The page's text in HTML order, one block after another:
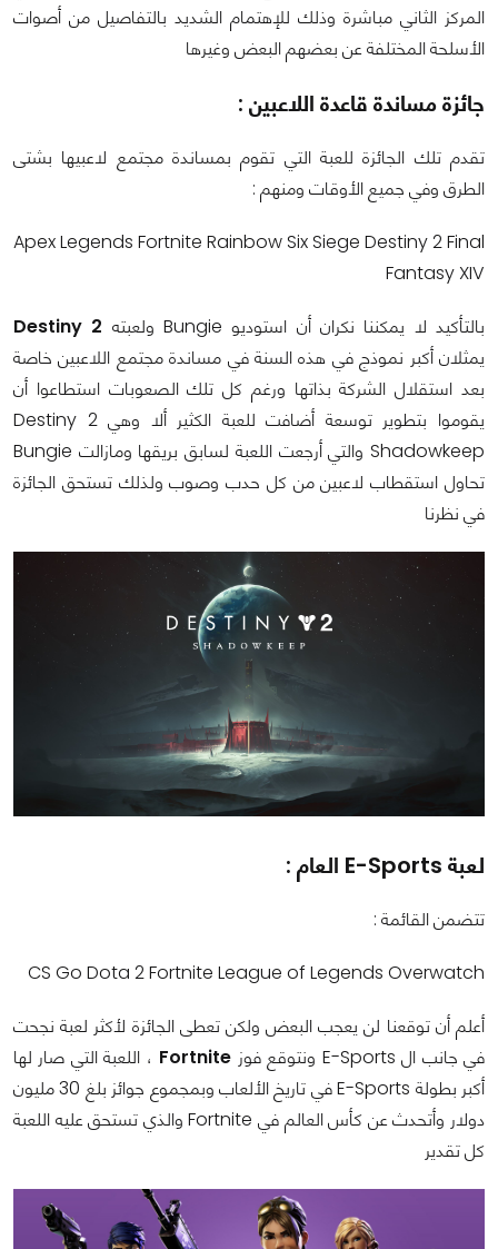
المركز الثاني مباشرة وذلك للإهتمام الشديد بالتفاصيل من أصوات
الأسلحة المختلفة عن بعضهم البعض وغيرها
جائزة مساندة قاعدة اللاعبين :
تقدم تلك الجائزة للعبة التي تقوم بمساندة مجتمع لاعبيها بشتى
الطرق وفي جميع الأوقات ومنهم :
Apex Legends Fortnite Rainbow Six Siege Destiny 2 Final
Fantasy XIV
بالتأكيد لا يمكننا نكران أن استوديو Bungie ولعبته
Destiny 2
يمثلان أكبر نموذج في هذه السنة في مساندة مجتمع اللاعبين خاصة
بعد استقلال الشركة بذاتها ورغم كل تلك الصعوبات استطاعوا أن
يقوموا بتطوير توسعة أضافت للعبة الكثير ألا وهي Destiny 2
Shadowkeep والتي أرجعت اللعبة لسابق بريقها ومازالت Bungie
تحاول استقطاب لاعبين من كل حدب وصوب ولذلك تستحق الجائزة
في نظرنا
لعبة E-Sports العام :
تتضمن القائمة :
CS Go Dota 2 Fortnite League of Legends Overwatch
أعلم أن توقعنا لن يعجب البعض ولكن تعطى الجائزة لأكثر لعبة نجحت
في جانب ال E-Sports ونتوقع فوز
Fortnite ، اللعبة التي صار لها
أكبر بطولة E-Sports في تاريخ الألعاب وبمجموع جوائز بلغ 30 مليون
دولار وأتحدث عن كأس العالم في Fortnite والذي تستحق عليه اللعبة
كل تقدير